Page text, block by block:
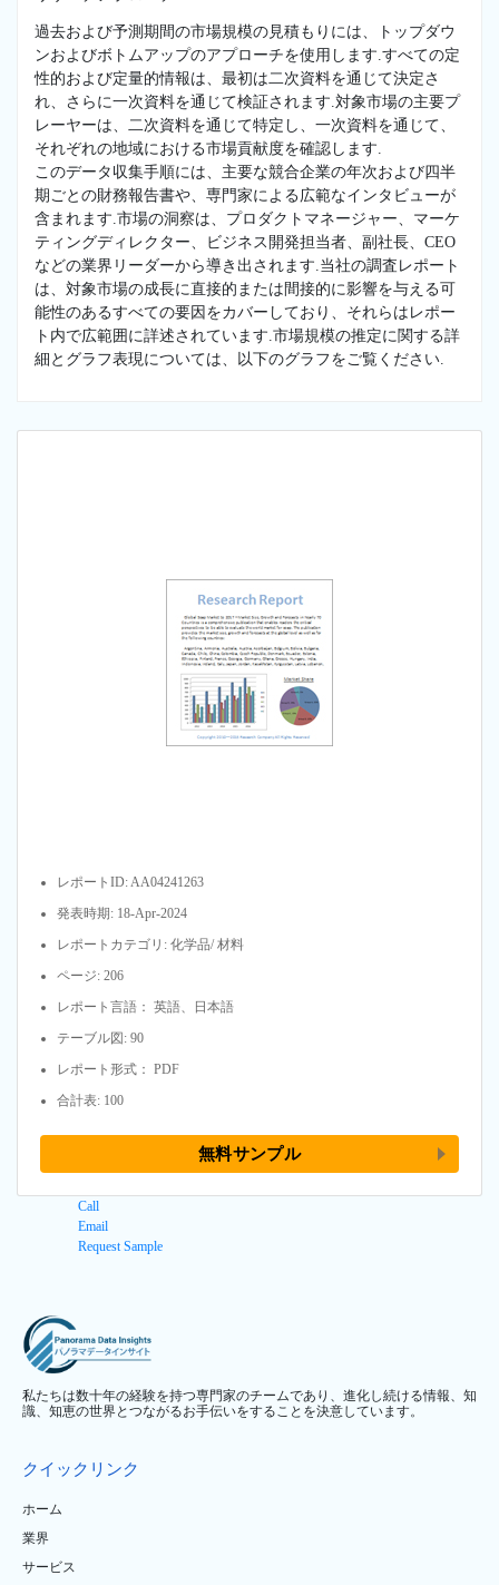
過去および予測期間の市場規模の見積もりには、トップダウ
ンおよびボトムアップのアプローチを使用します.すべての定
性的および定量的情報は、最初は二次資料を通じて決定さ
れ、さらに一次資料を通じて検証されます.対象市場の主要プ
レーヤーは、二次資料を通じて特定し、一次資料を通じて、
それぞれの地域における市場貢献度を確認します.
このデータ収集手順には、主要な競合企業の年次および四半
期ごとの財務報告書や、専門家による広範なインタビューが
含まれます.市場の洞察は、プロダクトマネージャー、マーケ
ティングディレクター、ビジネス開発担当者、副社長、CEO
などの業界リーダーから導き出されます.当社の調査レポート
は、対象市場の成長に直接的または間接的に影響を与える可
能性のあるすべての要因をカバーしており、それらはレポー
ト内で広範囲に詳述されています.市場規模の推定に関する詳
細とグラフ表現については、以下のグラフをご覧ください.
レポートID: AA04241263
発表時期: 18-Apr-2024
レポートカテゴリ: 化学品/ 材料
ページ: 206
レポート言語： 英語、日本語
テーブル図: 90
レポート形式： PDF
合計表: 100
無料サンプル
Call
Email
Request Sample
私たちは数十年の経験を持つ専門家のチームであり、進化し続ける情報、知
識、知恵の世界とつながるお手伝いをすることを決意しています。
クイックリンク
ホーム
業界
サービス